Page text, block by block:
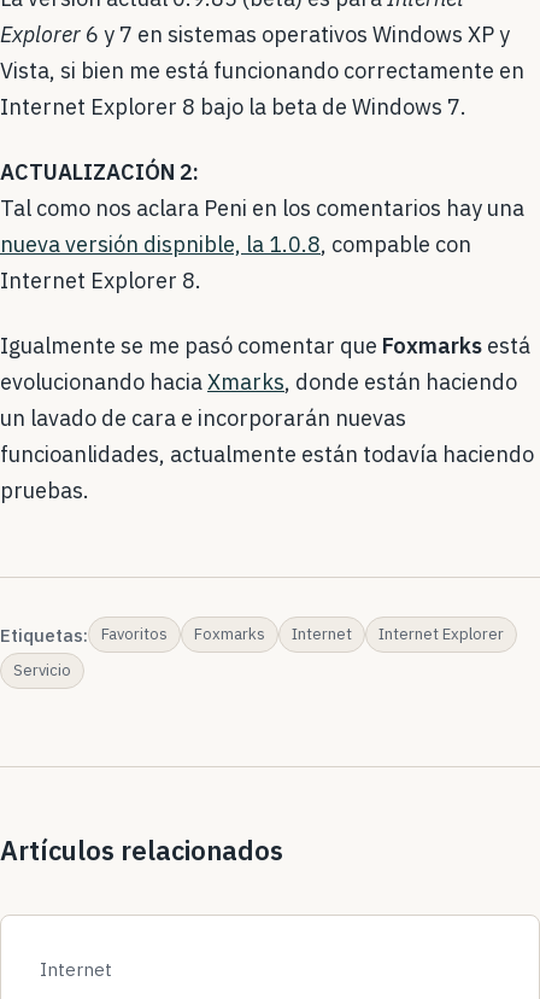
Explorer 6 y 7 en sistemas operativos Windows XP y
Vista, si bien me está funcionando correctamente en
Internet Explorer 8 bajo la beta de Windows 7.
ACTUALIZACIÓN 2:
Tal como nos aclara Peni en los comentarios hay una
nueva versión dispnible, la 1.0.8, compable con
Internet Explorer 8.
Igualmente se me pasó comentar que Foxmarks está
evolucionando haciaXmarks, donde están haciendo
un lavado de cara e incorporarán nuevas
funcioanlidades, actualmente están todavía haciendo
pruebas.
Etiquetas: Favoritos Foxmarks Internet
Internet Explorer
Servicio
Artículos relacionados
Internet